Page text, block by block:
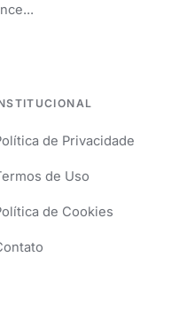
de Privacidade
de Uso
de Cookies